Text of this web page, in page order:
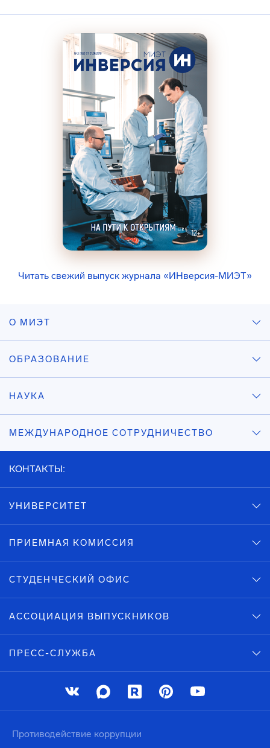
Читать свежий выпуск журнала «ИНверсия-МИЭТ»
О МИЭТ
ОБРАЗОВАНИЕ
НАУКА
МЕЖДУНАРОДНОЕ СОТРУДНИЧЕСТВО
КОНТАКТЫ:
УНИВЕРСИТЕТ
ПРИЕМНАЯ КОМИССИЯ
СТУДЕНЧЕСКИЙ ОФИС
АССОЦИАЦИЯ ВЫПУСКНИКОВ
ПРЕСС-СЛУЖБА
Противодействие коррупции